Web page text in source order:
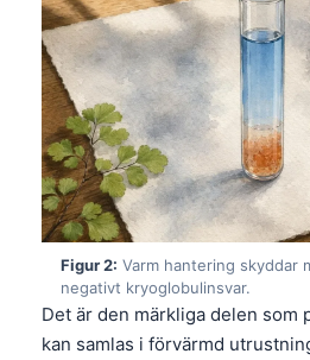
Figur 2: Varm hantering skyddar
negativt kryoglobulinsvar.
Det är den märkliga delen som
kan samlas i förvärmd